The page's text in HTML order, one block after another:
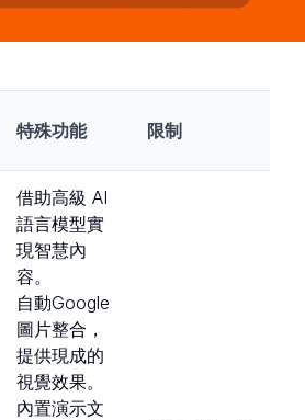
特殊功能 限制
借助高級 AI
語言模型實
現智慧內
容。
自動Google
圖片整合，
提供現成的
視覺效果。
內置演示文